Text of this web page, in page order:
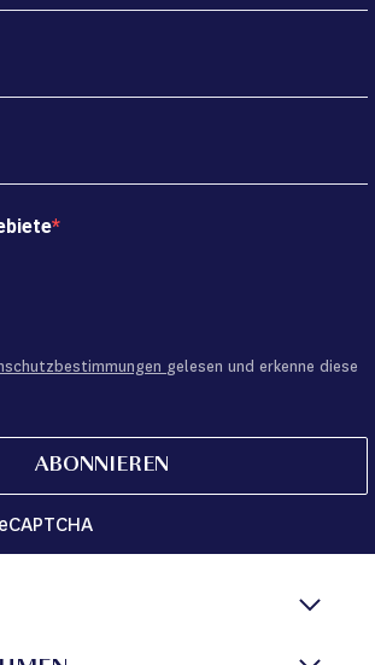
gelesen und erkenne diese
ABONNIEREN